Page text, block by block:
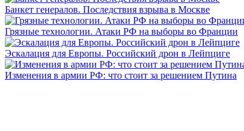
Банкет генералов. Последствия взрыва в Москве
Грязные технологии. Атаки РФ на выборы во Франции
Эскалация для Европы. Российский дрон в Лейпциге
Изменения в армии РФ: что стоит за решением Путина